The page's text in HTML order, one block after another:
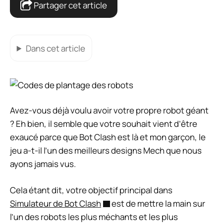
Partager cet article
Dans cet article
Avez-vous déjà voulu avoir votre propre robot géant
? Eh bien, il semble que votre souhait vient d’être
exaucé parce que Bot Clash est là et mon garçon, le
jeu a-t-il l’un des meilleurs designs Mech que nous
ayons jamais vus.
Cela étant dit, votre objectif principal dans
Simulateur de Bot Clash
est de mettre la main sur
l’un des robots les plus méchants et les plus